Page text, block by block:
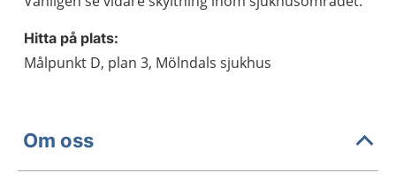
Hitta på plats:
Målpunkt D, plan 3, Mölndals sjukhus
Om oss